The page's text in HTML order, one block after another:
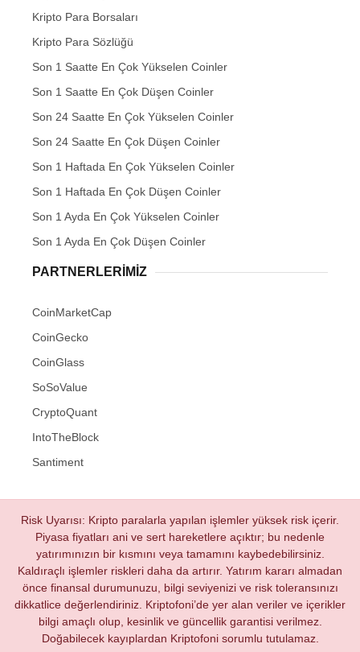
Kripto Para Borsaları
Kripto Para Sözlüğü
Son 1 Saatte En Çok Yükselen Coinler
Son 1 Saatte En Çok Düşen Coinler
Son 24 Saatte En Çok Yükselen Coinler
Son 24 Saatte En Çok Düşen Coinler
Son 1 Haftada En Çok Yükselen Coinler
Son 1 Haftada En Çok Düşen Coinler
Son 1 Ayda En Çok Yükselen Coinler
Son 1 Ayda En Çok Düşen Coinler
PARTNERLERIMIZ
CoinMarketCap
CoinGecko
CoinGlass
SoSoValue
CryptoQuant
IntoTheBlock
Santiment
Risk Uyarısı: Kripto paralarla yapılan işlemler yüksek risk içerir.
Piyasa fiyatları ani ve sert hareketlere açıktır; bu nedenle
yatırımınızın bir kısmını veya tamamını kaybedebilirsiniz.
Kaldıraçlı işlemler riskleri daha da artırır. Yatırım kararı almadan
önce finansal durumunuzu, bilgi seviyenizi ve risk toleransınızı
dikkatlice değerlendiriniz. Kriptofoni’de yer alan veriler ve içerikler
bilgi amaçlı olup, kesinlik ve güncellik garantisi verilmez.
Doğabilecek kayıplardan Kriptofoni sorumlu tutulamaz.